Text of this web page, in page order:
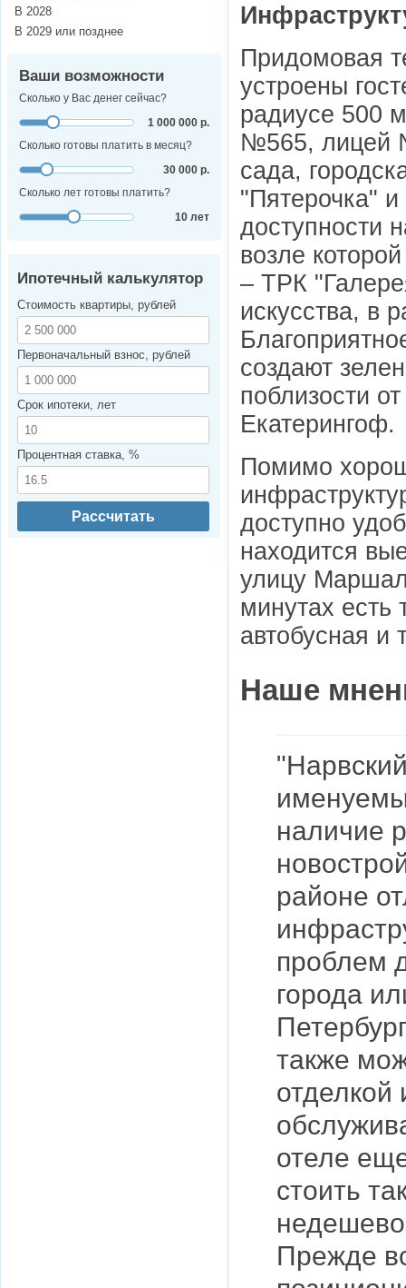
Придомовая
устроены
радиусе 500
№565, лицей
сада,
"Пятерочка"
доступности
возле
– ТРК
искусства, в
создают
поблизости
Екатерингоф.
Помимо
доступно
находится
улицу
минутах есть
автобусная и
Наше
наличие
районе
проблем
города
также
отделкой
отеле
стоить
Прежде
В 2028
В 2029 или позднее
Ваши возможности
Сколько у Вас денег сейчас?
1 000 000 р.
Сколько готовы платить в месяц?
30 000 р.
Сколько лет готовы платить?
10 лет
Ипотечный калькулятор
Стоимость квартиры, рублей
Первоначальный взнос, рублей
Срок ипотеки, лет
Процентная ставка, %
Рассчитать